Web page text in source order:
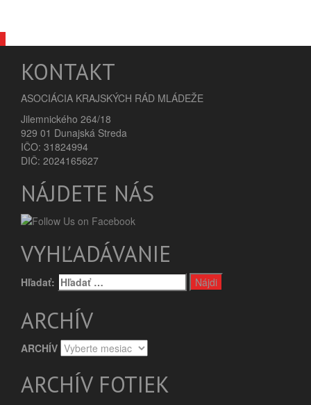
KONTAKT
ASOCIÁCIA KRAJSKÝCH RÁD MLÁDEŽE
Jilemnického 264/18
929 01 Dunajská Streda
IČO: 31824994
DIČ: 2024165627
NÁJDETE NÁS
VYHĽADÁVANIE
Hľadať:
ARCHÍV
ARCHÍV
ARCHÍV FOTIEK